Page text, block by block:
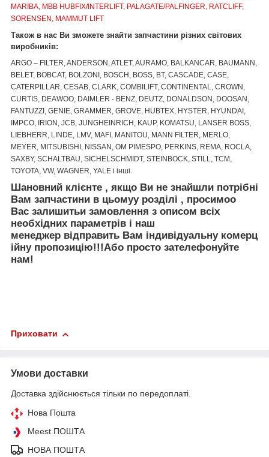
MARIBA, MBB HUBFIX/INTERLIFT, PALAGATE/PALFINGER, RATCLIFF,
SORENSEN, MAMMUT LIFT
Також в нас Ви зможете знайти запчастини різних світових
виробників:
ARGO – FILTER, ANDERSON, ATLET, AURAMO, BALKANCAR, BAUMANN,
BELET, BOBCAT, BOLZONI, BOSCH, BOSS, BT, CASCADE, CASE,
CATERPILLAR, CESAB, CLARK, COMBILIFT, CONTINENTAL, CROWN,
CURTIS, DEAWOO, DAIMLER - BENZ, DEUTZ, DONALDSON, DOOSAN,
FANTUZZI, GENIE, GRAMMER, GROVE, HUBTEX, HYSTER, HYUNDAI,
IMPCO, IRION, JCB, JUNGHEINRICH, KAUP, KOMATSU, LANSER BOSS,
LIEBHERR, LINDE, LMV, MAFI, MANITOU, MANN FILTER, MERLO,
MEYER, MITSUBISHI, NISSAN, OM PIMESPO, PERKINS, REMA, ROCLA,
SAXBY, SCHALTBAU, SICHELSCHMIDT, STEINBOCK, STILL, TCM,
TOYOTA, VW, WAGNER, YALE і інші.
Шановний клієнте , якщо Ви не знайшли потрібні
Вам запчастини в цьомуу розділі , просимоо
Вас залишитьи замовлення з описом всіх
необхідних параметрів і наш
менеджер відправить Вам індивідуальнукомерц
ійну пропозицію!!!Або просто зателефонуйте
нам!
Приховати
Умови доставки
Доставка здійснюється тільки по передоплаті.
Нова Пошта
Meest ПОШТА
НОВА ПОШТА